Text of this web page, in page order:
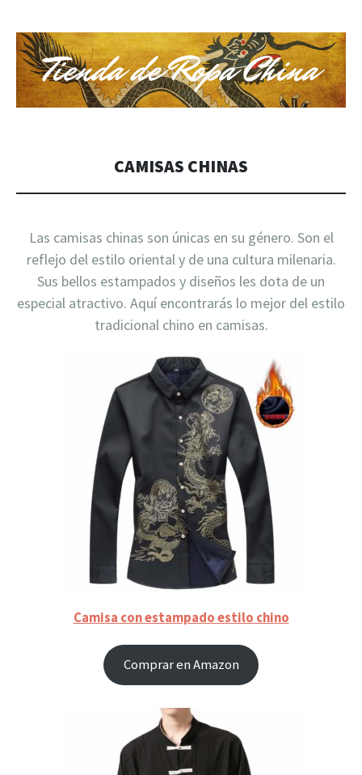
CAMISAS CHINAS
Las camisas chinas son únicas en su género. Son el
reflejo del estilo oriental y de una cultura milenaria.
Sus bellos estampados y diseños les dota de un
especial atractivo. Aquí encontrarás lo mejor del estilo
tradicional chino en camisas.
Camisa con estampado estilo chino
Comprar en Amazon